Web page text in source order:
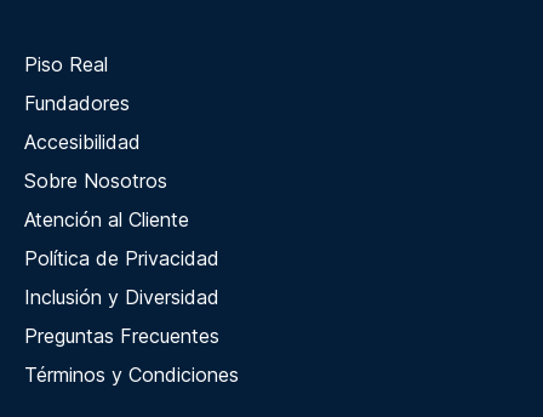
Piso Real
Fundadores
Accesibilidad
Sobre Nosotros
Atención al Cliente
Política de Privacidad
Inclusión y Diversidad
Preguntas Frecuentes
Términos y Condiciones